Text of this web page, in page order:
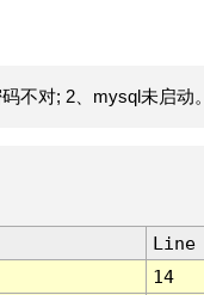
不对; 2、mysql未启动。
Line
14